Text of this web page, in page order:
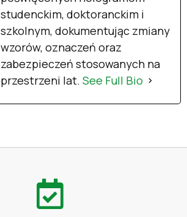
studenckim, doktoranckim i
szkolnym, dokumentując zmiany
wzorów, oznaczeń oraz
zabezpieczeń stosowanych na
przestrzeni lat. See Full Bio